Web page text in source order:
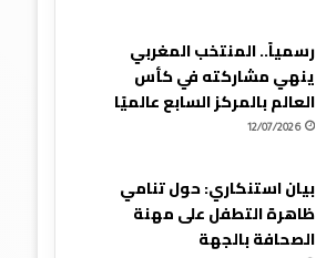
رسمياً.. المنتخب المغربي
ينهي مشاركته في كأس
العالم بالمركز السابع عالميًا
12/07/2026
بيان استنكاري: حول تنامي
ظاهرة التطفل على مهنة
الصحافة بالجهة